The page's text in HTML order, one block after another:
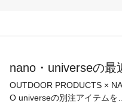
・洗濯機使用可
■カラー展開
nano・universeの最
OUTDOOR PRODUCTS ×
O universeの別注アイテムをご